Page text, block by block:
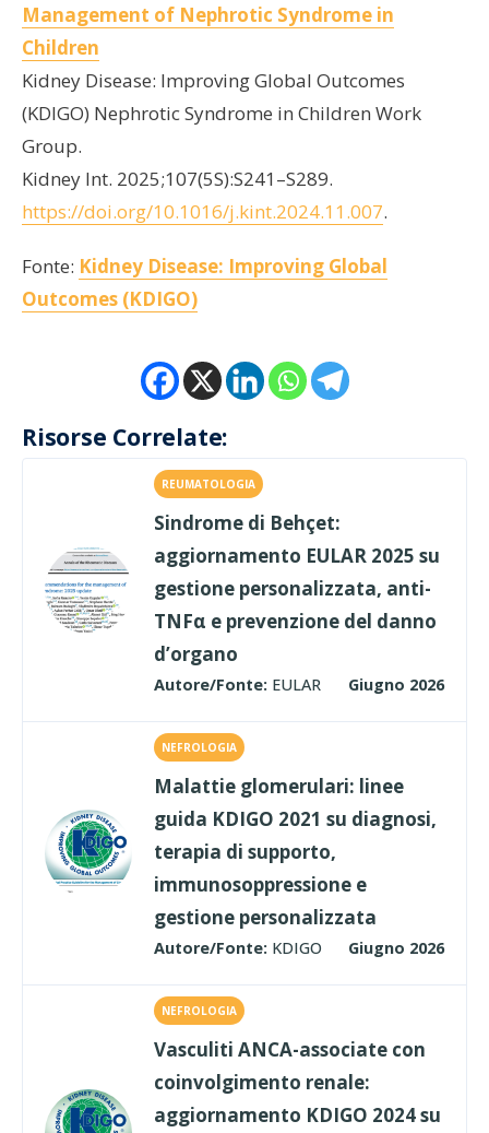
Management of Nephrotic Syndrome in
Children
Kidney Disease: Improving Global Outcomes
(KDIGO) Nephrotic Syndrome in Children Work
Group.
Kidney Int. 2025;107(5S):S241–S289.
https://doi.org/10.1016/j.kint.2024.11.007.
Fonte: Kidney Disease: Improving Global
Outcomes (KDIGO)
Risorse Correlate:
REUMATOLOGIA
Sindrome di Behçet:
aggiornamento EULAR 2025 su
gestione personalizzata, anti-
TNFα e prevenzione del danno
d’organo
Autore/Fonte: EULAR Giugno 2026
NEFROLOGIA
Malattie glomerulari: linee
guida KDIGO 2021 su diagnosi,
terapia di supporto,
immunosoppressione e
gestione personalizzata
Autore/Fonte: KDIGO Giugno 2026
NEFROLOGIA
Vasculiti ANCA-associate con
coinvolgimento renale:
aggiornamento KDIGO 2024 su